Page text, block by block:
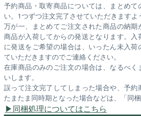
予約商品・取寄商品については、まとめて
い。1つずつ注文完了させていただきますよ
万が一、まとめてご注文された商品の納
商品が入荷してからの発送となります。
に発送をご希望の場合は、いったん未入
ていただきますのでご連絡ください。
在庫商品のみのご注文の場合は、なるべ
いします。
誤って注文完了してしまった場合や、予
たまたま同時期となった場合などは、「同
同梱処理についてはこちら